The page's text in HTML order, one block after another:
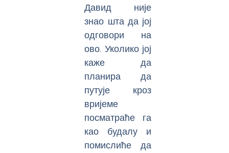
Давид није
знао шта да јој
одговори на
ово. Уколико јој
каже да
планира да
путује кроз
вријеме
посматраће га
као будалу и
помислиће да